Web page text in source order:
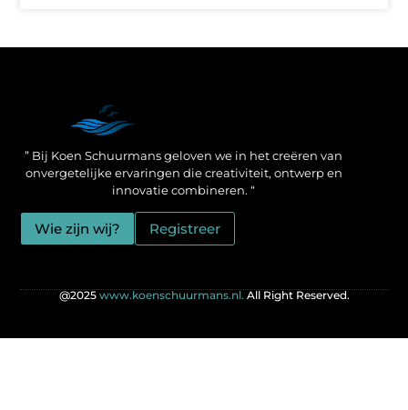
” Bij Koen Schuurmans geloven we in het creëren van
onvergetelijke ervaringen die creativiteit, ontwerp en
innovatie combineren. “
Wie zijn wij? Registreer
@2025 www.koenschuurmans.nl. All Right Reserved.